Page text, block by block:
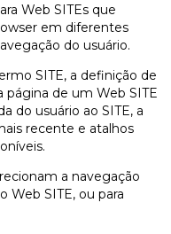
Web SITEs que
em diferentes
do usuário.
SITE, a definição de
página de um Web SITE
do usuário ao SITE, a
recente e atalhos
a navegação
Web SITE, ou para